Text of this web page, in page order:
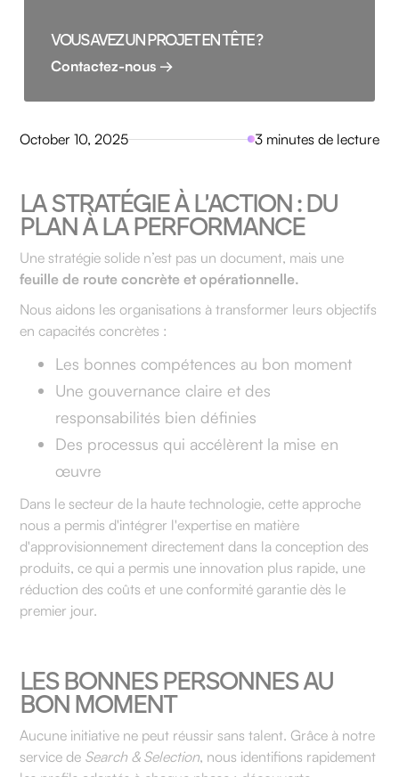
October 10, 2025 3 minutes de lecture
LA STRATÉGIE À L'ACTION : DU
PLAN À LA PERFORMANCE
Une stratégie solide n’est pas un document, mais une
feuille de route concrète et opérationnelle.
Nous aidons les organisations à transformer leurs objectifs
en capacités concrètes :
Les bonnes compétences au bon moment
Une gouvernance claire et des
responsabilités bien définies
Des processus qui accélèrent la mise en
œuvre
Dans le secteur de la haute technologie, cette approche
nous a permis d'intégrer l'expertise en matière
d'approvisionnement directement dans la conception des
produits, ce qui a permis une innovation plus rapide, une
réduction des coûts et une conformité garantie dès le
premier jour.
LES BONNES PERSONNES AU
BON MOMENT
Aucune initiative ne peut réussir sans talent. Grâce à notre
service de Search & Selection, nous identifions rapidement
VOUS AVEZ UN PROJET EN TÊTE ?
Contactez-nous →